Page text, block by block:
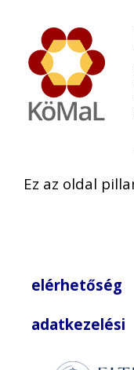
Ez az oldal
elérhetőség